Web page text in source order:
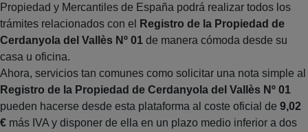
Propiedad y Mercantiles de España podrá realizar todos los
trámites relacionados con el
Registro de la Propiedad de
Cerdanyola del Vallès Nº 01 de manera cómoda desde su
casa u oficina.
Ahora, servicios tan comunes como solicitar una nota simple al
Registro de la Propiedad de Cerdanyola del Vallès Nº 01
pueden hacerse desde esta plataforma al coste oficial de 9,02
€ más IVA y disponer de ella en un plazo medio inferior a dos